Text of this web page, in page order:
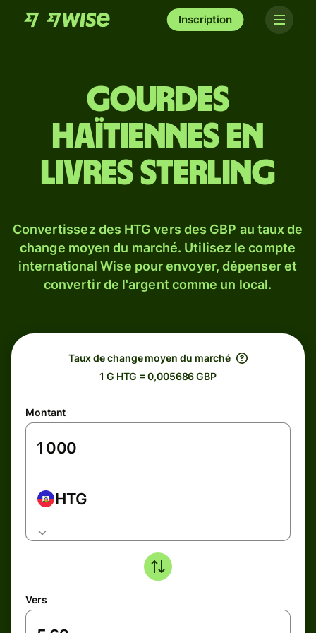
Inscription
Gourdes
haïtiennes en
livres sterling
Convertissez des HTG vers des GBP au taux de
change moyen du marché. Utilisez le compte
international Wise pour envoyer, dépenser et
convertir de l'argent comme un local.
Taux de change moyen du marché
1 G HTG = 0,005686 GBP
Montant
HTG
Vers